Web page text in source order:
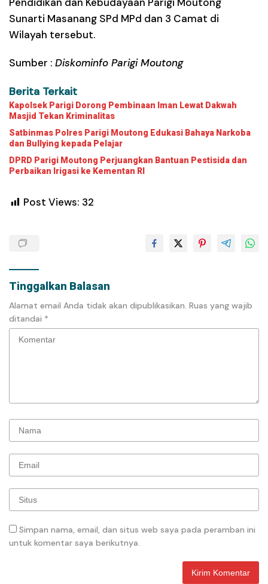
Pendidikan dan Kebudayaan Parigi Moutong
Sunarti Masanang SPd MPd dan 3 Camat di
Wilayah tersebut.
Sumber : Diskominfo Parigi Moutong
Berita Terkait
Kapolsek Parigi Dorong Pembinaan Iman Lewat Dakwah
Masjid Tekan Kriminalitas
Satbinmas Polres Parigi Moutong Edukasi Bahaya Narkoba
dan Bullying kepada Pelajar
DPRD Parigi Moutong Perjuangkan Bantuan Pestisida dan
Perbaikan Irigasi ke Kementan RI
Post Views: 32
Tinggalkan Balasan
Alamat email Anda tidak akan dipublikasikan. Ruas yang wajib
ditandai *
Simpan nama, email, dan situs web saya pada peramban ini
untuk komentar saya berikutnya.